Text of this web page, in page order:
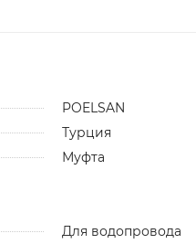
POELSAN
Турция
Муфта
Для водопровода